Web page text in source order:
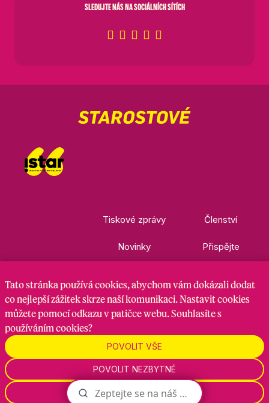
SLEDUJTE NÁS NA SOCIÁLNÍCH SÍTÍCH
Tiskové zprávy
Novinky
Členství
Přispějte
Nastavení cookies GDPRRSS kanál
Maven Strategy s.r.o., 2026
Tato stránkapoužívá cookies, abychom vám dokázali dodat
co nejlepší zážitek skrze naší komunikaci. Nastavit cookies
můžete pomocí odkazu v patičce webu. Souhlasíte s
používáním cookies?
POVOLIT NEZBYTNÉ
NASTAVENÍ
POVOLIT VŠE